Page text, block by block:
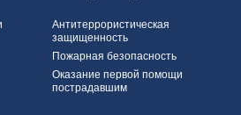
Антитеррористическая
защищенность
Пожарная безопасность
Оказание первой помощи
пострадавшим